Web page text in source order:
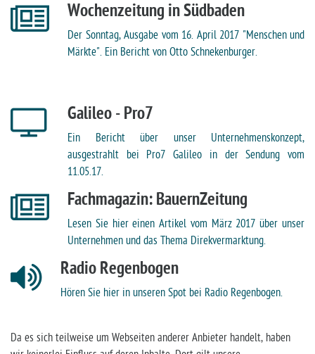
Wochenzeitung in Südbaden
Der Sonntag, Ausgabe vom 16. April 2017 "Menschen und
Märkte". Ein Bericht von Otto Schnekenburger.
Galileo - Pro7
Ein Bericht über unser Unternehmenskonzept,
ausgestrahlt bei Pro7 Galileo in der Sendung vom
11.05.17.
Fachmagazin: BauernZeitung
Lesen Sie hier einen Artikel vom März 2017 über unser
Unternehmen und das Thema Direkvermarktung.
Radio Regenbogen
Hören Sie hier in unseren Spot bei Radio Regenbogen.
Da es sich teilweise um Webseiten anderer Anbieter handelt, haben